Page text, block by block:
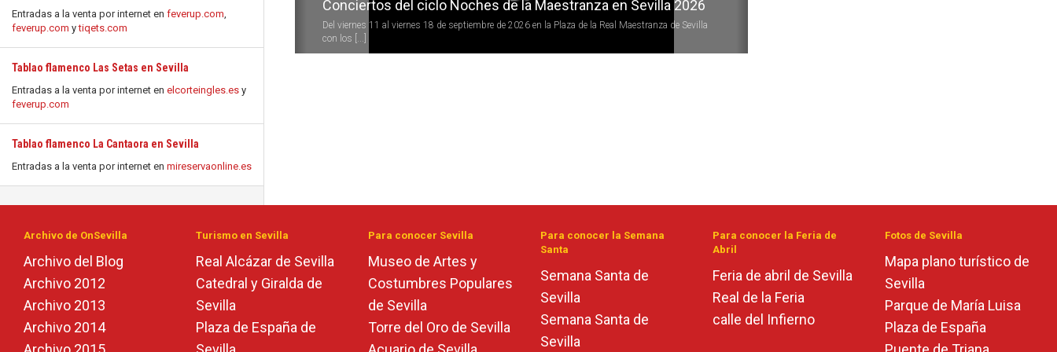
Entradas a la venta por internet en feverup.com,
feverup.com ytiqets.com
Tablao flamenco Las Setas en Sevilla
Entradas a la venta por internet en elcorteingles.es y
feverup.com
Tablao flamenco La Cantaora en Sevilla
Entradas a la venta por internet en mireservaonline.es
Conciertos del ciclo Noches de la Maestranza en Sevilla 2026
Del viernes 11 al viernes 18 de septiembre de 2026 en la Plaza de la Real Maestranza de Sevilla
con los [...]
Archivo de OnSevilla
Archivo del Blog
Archivo 2012
Archivo 2013
Archivo 2014
Turismo en Sevilla
Real Alcázar de Sevilla
Catedral y Giralda de
Sevilla
Plaza de España de
Para conocer Sevilla
Museo de Artes y
Costumbres Populares
de Sevilla
Torre del Oro de Sevilla
Para conocer la Semana
Santa
Semana Santa de
Sevilla
Semana Santa de
Sevilla
Para conocer la Feria de
Abril
Feria de abril de Sevilla
Real de la Feria
calle del Infierno
Fotos de Sevilla
Mapa plano turístico de
Sevilla
Parque de María Luisa
Plaza de España